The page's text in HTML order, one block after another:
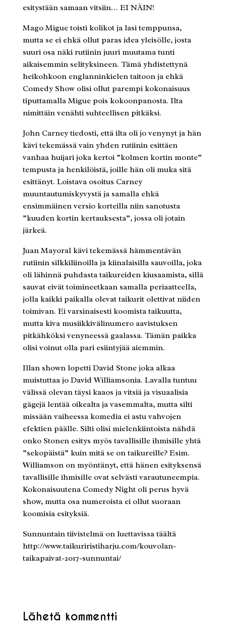
esitystään samaan vitsiin… EI NÄIN!
Mago Migue toisti kolikot ja lasi temppunsa,
mutta se ei ehkä ollut paras idea yleisölle, josta
suuri osa näki rutiinin juuri muutama tunti
aikaisemmin selityksineen. Tämä yhdistettynä
heikohkoon englanninkielen taitoon ja ehkä
Comedy Show olisi ollut parempi kokonaisuus
tiputtamalla Migue pois kokoonpanosta. Ilta
nimittäin venähti suhteellisen pitkäksi.
John Carney tiedosti, että ilta oli jo venynyt ja hän
kävi tekemässä vain yhden rutiinin esittäen
vanhaa huijari joka kertoi ”kolmen kortin monte”
tempusta ja henkilöistä, joille hän oli muka sitä
esittänyt. Loistava osoitus Carney
muuntautumiskyvystä ja samalla ehkä
ensimmäinen versio korteilla niin sanotusta
”kuuden kortin kertauksesta”, jossa oli jotain
järkeä.
Juan Mayoral kävi tekemässä hämmentävän
rutiinin silkkiliinoilla ja kiinalaisilla sauvoilla, joka
oli lähinnä puhdasta taikureiden kiusaamista, sillä
sauvat eivät toimineetkaan samalla periaatteella,
jolla kaikki paikalla olevat taikurit olettivat niiden
toimivan. Ei varsinaisesti koomista taikuutta,
mutta kiva musiikkivälinumero aavistuksen
pitkähköksi venyneessä gaalassa. Tämän paikka
olisi voinut olla pari esiintyjää aiemmin.
Illan shown lopetti David Stone joka alkaa
muistuttaa jo David Williamsonia. Lavalla tuntuu
välissä olevan täysi kaaos ja vitsiä ja visuaalisia
gägejä lentää oikealta ja vasemmalta, mutta silti
missään vaiheessa komedia ei astu vahvojen
efektien päälle. Silti olisi mielenkiintoista nähdä
onko Stonen esitys myös tavallisille ihmisille yhtä
”sekopäistä” kuin mitä se on taikureille? Esim.
Williamson on myöntänyt, että hänen esityksensä
tavallisille ihmisille ovat selvästi varautuneempia.
Kokonaisuutena Comedy Night oli perus hyvä
show, mutta osa numeroista ei ollut suoraan
koomisia esityksiä.
Sunnuntain tiivistelmä on luettavissa täältä
http://www.taikuriristiharju.com/kouvolan-
taikapaivat-2017-sunnuntai/
Lähetä kommentti